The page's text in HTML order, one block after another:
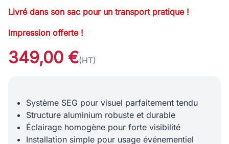
Livré dans son sac pour un transport pratique !
Impression offerte !
349,00 €(HT)
Système SEG pour visuel parfaitement tendu
Structure aluminium robuste et durable
Éclairage homogène pour forte visibilité
Installation simple pour usage événementiel